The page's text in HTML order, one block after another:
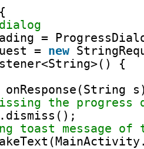
=
= new
{
onResponse(String
the progress
toast message of